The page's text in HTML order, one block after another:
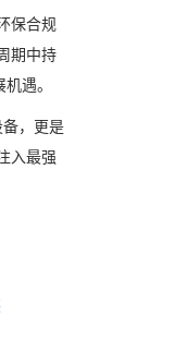
保合规
期中持
遇。
，更是
入最强